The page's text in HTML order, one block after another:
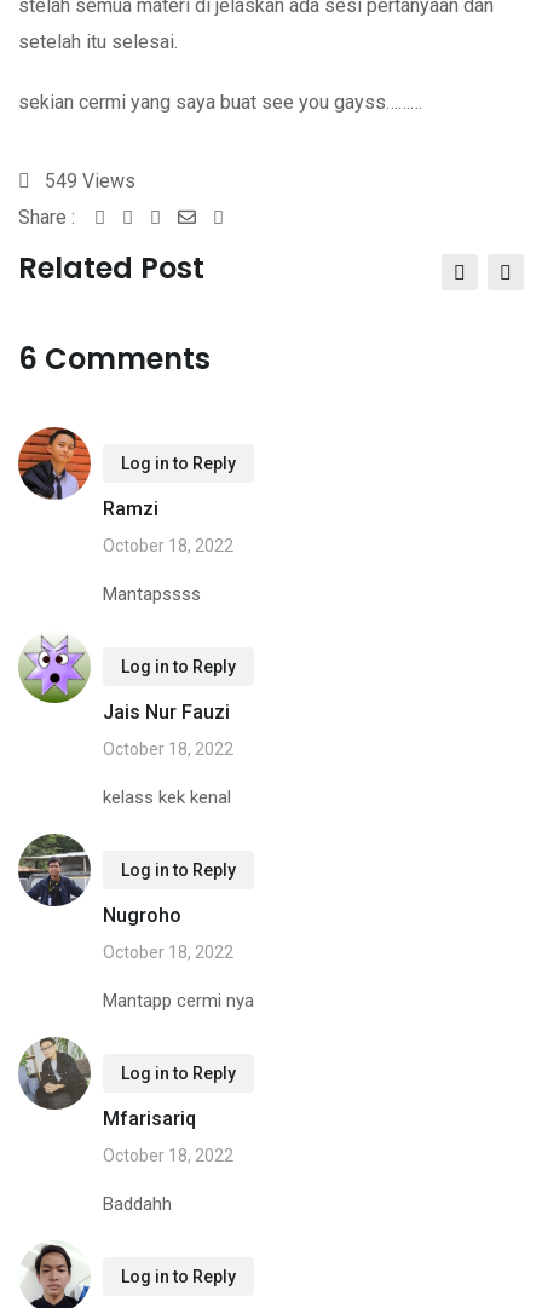
stelah semua materi di jelaskan ada sesi pertanyaan dan
setelah itu selesai.
sekian cermi yang saya buat see you gayss………
549 Views
Share :
Whatsapp
Share
Related Post
6 Comments
Log in to Reply
Ramzi
October 18, 2022
Mantapssss
Log in to Reply
Jais Nur Fauzi
October 18, 2022
kelass kek kenal
Log in to Reply
Nugroho
October 18, 2022
Mantapp cermi nya
Log in to Reply
Mfarisariq
October 18, 2022
Baddahh
Log in to Reply